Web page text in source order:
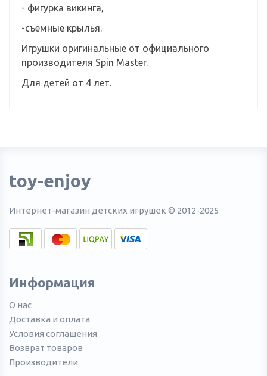
- фигурка викинга,
-съемные крылья.
Игрушки оригинальные от официального
производителя Spin Master.
Для детей от 4 лет.
toy-enjoy
Интернет-магазин детских игрушек © 2012-2025
Информация
О нас
Доставка и оплата
Условия соглашения
Возврат товаров
Производители